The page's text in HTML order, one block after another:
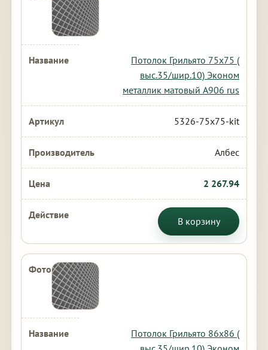
Потолок Грильято 75х75 (
выс.35/шир.10) Эконом
металлик матовый А906 rus
5326-75x75-kit
Албес
2 267.94
В корзину
Потолок Грильято 86х86 (